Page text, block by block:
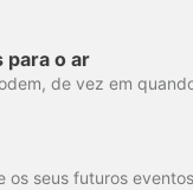
para o ar